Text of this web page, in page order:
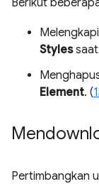
Stylessaat
Element. (
Pertimbangkan